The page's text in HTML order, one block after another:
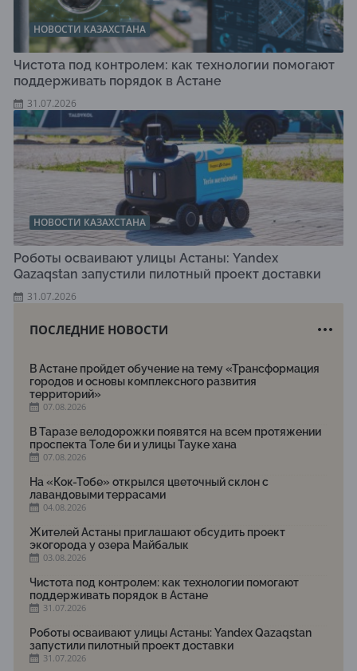
НОВОСТИ КАЗАХСТАНА
Чистота под контролем: как технологии помогают
поддерживать порядок в Астане
31.07.2026
НОВОСТИ КАЗАХСТАНА
Роботы осваивают улицы Астаны: Yandex
Qazaqstan запустили пилотный проект доставки
31.07.2026
ПОСЛЕДНИЕ НОВОСТИ
В Астане пройдет обучение на тему «Трансформация
городов и основы комплексного развития
территорий»
07.08.2026
В Таразе велодорожки появятся на всем протяжении
проспекта Толе би и улицы Тауке хана
07.08.2026
На «Кок-Тобе» открылся цветочный склон с
лавандовыми террасами
04.08.2026
Жителей Астаны приглашают обсудить проект
экогорода у озера Майбалык
03.08.2026
Чистота под контролем: как технологии помогают
поддерживать порядок в Астане
31.07.2026
Роботы осваивают улицы Астаны: Yandex Qazaqstan
запустили пилотный проект доставки
31.07.2026